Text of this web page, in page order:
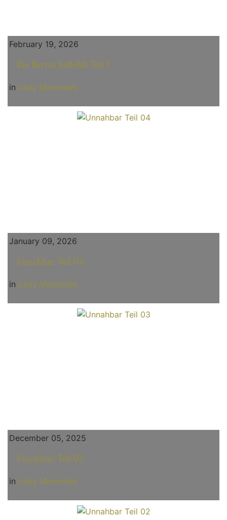
February 19, 2026
Die Herrin befiehlt Teil 1
in Lady Mercedes
January 09, 2026
Unnahbar Teil 04
in Lady Mercedes
December 05, 2025
Unnahbar Teil 03
in Lady Mercedes